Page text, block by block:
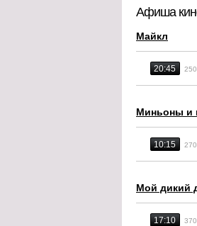
Афиша
Майкл
20:45 250
Миньоны и
10:15 270
Мой дикий
17:10 370